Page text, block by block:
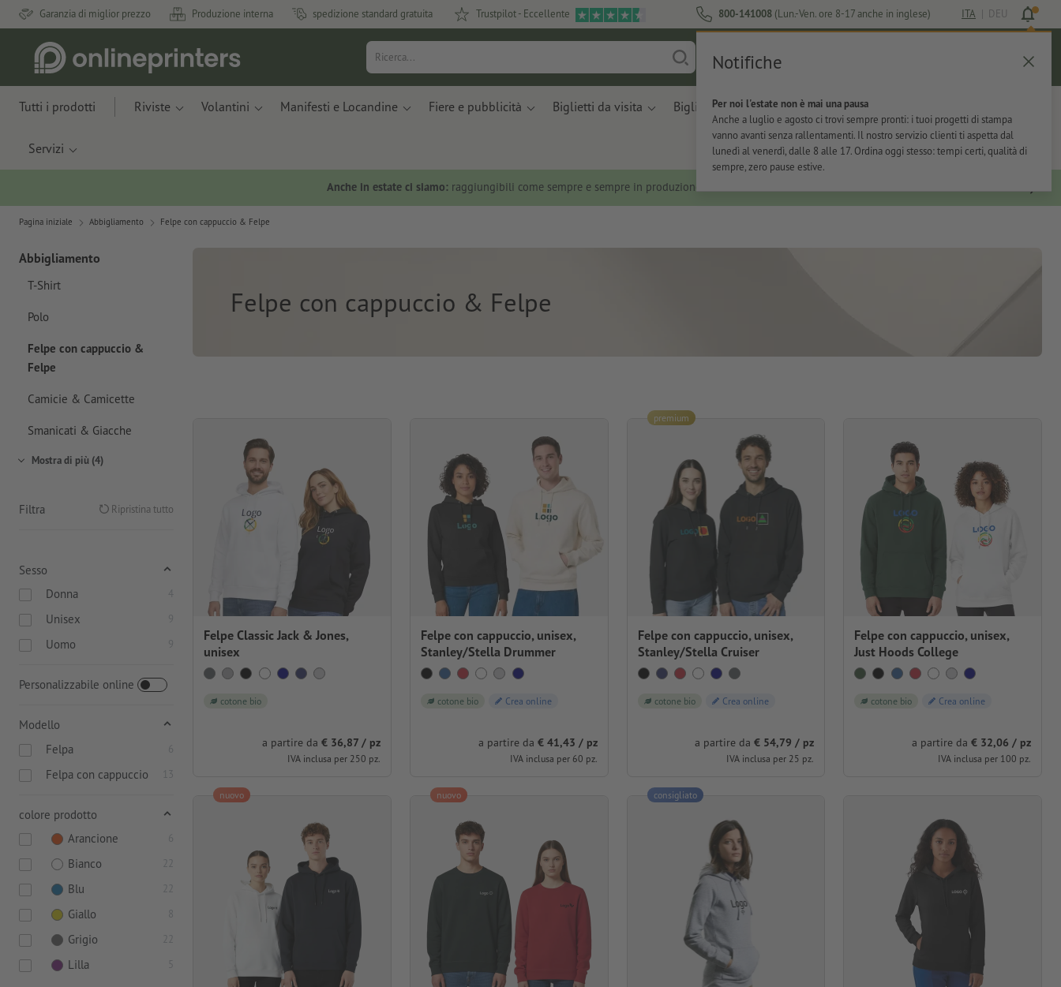
Garanzia di miglior prezzo Produzione interna spedizione standard gratuita Trustpilot - Eccellente 800-141008 (Lun.-Ven. ore 8-17 anche in inglese) ITA | DEU
Notifiche
Per noi l'estate non è mai una pausa
Anche a luglio e agosto ci trovi sempre pronti: i tuoi progetti di stampa
vanno avanti senza rallentamenti. Il nostro servizio clienti ti aspetta dal
lunedì al venerdì, dalle 8 alle 17. Ordina oggi stesso: tempi certi, qualità di
sempre, zero pause estive.
Carrello
Tutti i prodotti Riviste Volantini Manifesti e Locandine Fiere e pubblicità Biglietti da visita Biglietti Per l'ufficio Adesivi
Servizi
Anche in estate ci siamo: raggiungibili come sempre e sempre in produzione.
Pagina iniziale Abbigliamento Felpe con cappuccio & Felpe
Abbigliamento
T-Shirt
Polo
Felpe con cappuccio &
Felpe
Camicie & Camicette
Smanicati & Giacche
Mostra di più (4)
Filtra Ripristina tutto
Sesso
Donna
4
Unisex 9
Uomo 9
Personalizzabile online
Modello
Felpa
6
Felpa con cappuccio 13
colore prodotto
Arancione
6
Bianco 22
Blu 22
Giallo 8
Grigio 22
Lilla 5
Felpe con cappuccio & Felpe
Felpe Classic Jack & Jones,
unisex
cotone bio
a partire da € 36,87 / pz
IVA inclusa per 250 pz.
Felpe con cappuccio, unisex,
Stanley/Stella Drummer
cotone bio Crea online
a partire da € 41,43 / pz
IVA inclusa per 60 pz.
Felpe con cappuccio, unisex,
Stanley/Stella Cruiser
cotone bio Crea online
a partire da€ 54,79 / pz
IVA inclusa per 25 pz.
premium
Felpe con cappuccio, unisex,
Just Hoods College
cotone bio Crea online
a partire da € 32,06 / pz
IVA inclusa per 100 pz.
nuovo nuovo consigliato